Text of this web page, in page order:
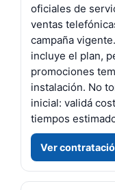
oficiales de
ventas
campaña
incluye el plan,
promociones
instalación. No
inicial: validá
tiempos
Ver